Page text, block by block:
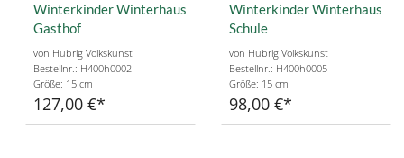
Winterkinder Winterhaus
Gasthof
von Hubrig Volkskunst
Bestellnr.: H400h0002
Größe: 15 cm
127,00 €
Winterkinder Winterhaus
Schule
von Hubrig Volkskunst
Bestellnr.: H400h0005
Größe: 15 cm
98,00 €